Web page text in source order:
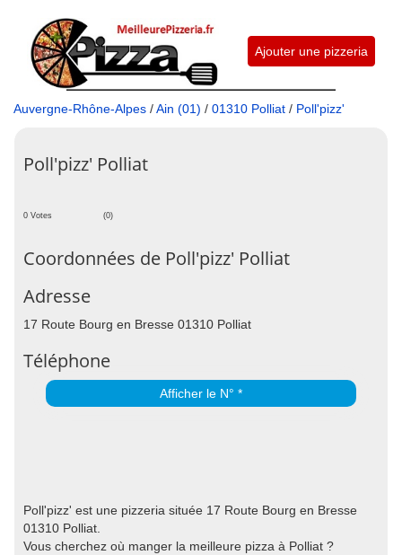
Ajouter une pizzeria
Auvergne-Rhône-Alpes /Ain (01) / 01310 Polliat / Poll'pizz'
Poll'pizz' Polliat
0 Votes (0)
Coordonnées de Poll'pizz' Polliat
Adresse
17 Route Bourg en Bresse 01310 Polliat
Téléphone
Afficher le N° *
Poll'pizz' est une pizzeria située 17 Route Bourg en Bresse
01310 Polliat.
Vous cherchez où manger la meilleure pizza à Polliat ?